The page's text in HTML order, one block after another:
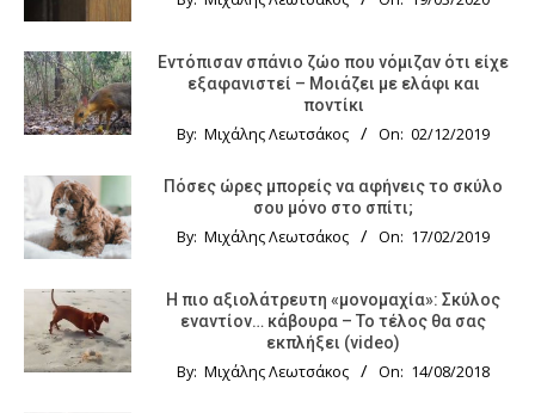
Εντόπισαν σπάνιο ζώο που νόμιζαν ότι είχε
εξαφανιστεί – Μοιάζει με ελάφι και
ποντίκι
By: Μιχάλης Λεωτσάκος On: 02/12/2019
Πόσες ώρες μπορείς να αφήνεις το σκύλο
σου μόνο στο σπίτι;
By: Μιχάλης Λεωτσάκος On: 17/02/2019
Η πιο αξιολάτρευτη «μονομαχία»: Σκύλος
εναντίον… κάβουρα – Το τέλος θα σας
εκπλήξει (video)
By: Μιχάλης Λεωτσάκος On: 14/08/2018